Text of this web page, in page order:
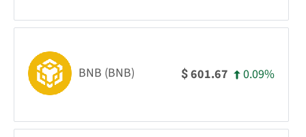
BNB (BNB) $601.67 0.09%